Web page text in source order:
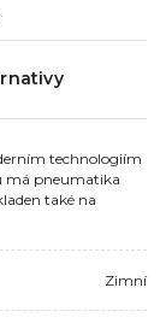
technologiím
má pneumatika
také na
Zimní